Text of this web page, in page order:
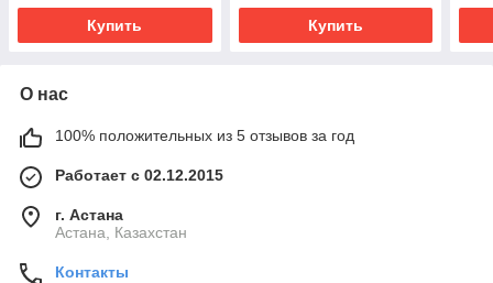
Купить Купить
О нас
100% положительных из 5 отзывов за год
Работает с 02.12.2015
г. Астана
Астана, Казахстан
Контакты